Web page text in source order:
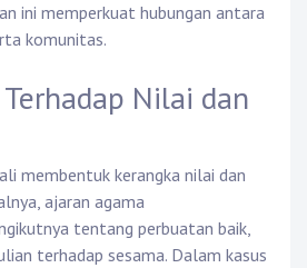
ini memperkuat hubungan antara
komunitas.
Nilai dan
membentuk kerangka nilai dan
ajaran agama
tentang perbuatan baik,
terhadap sesama. Dalam kasus